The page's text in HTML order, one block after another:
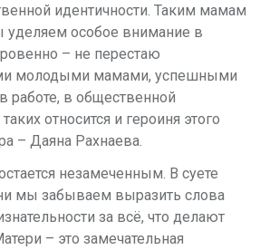
идентичности. Таким мамам
особое внимание в
– не перестаю
молодыми мамами, успешными
работе, в общественной
относится и героиня этого
– Даяна Рахнаева.
незамеченным. В суете
мы забываем выразить слова
за всё, что делают
– это замечательная